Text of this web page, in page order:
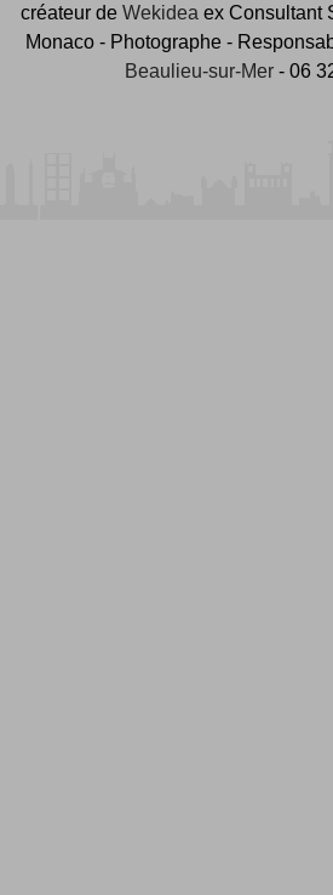
créateur de Wekidea ex Consultant
Monaco - Photographe -
Beaulieu-sur-Mer - 06